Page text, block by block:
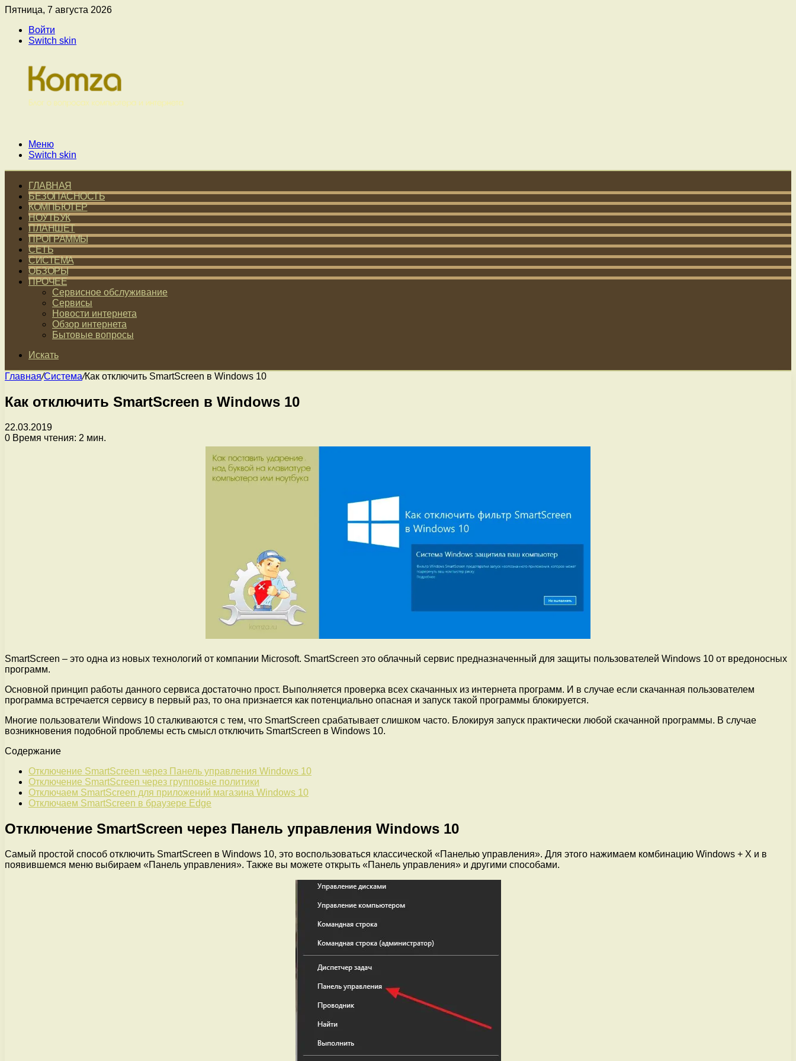
Пятница, 7 августа 2026
Войти
Switch skin
Меню
Switch skin
ГЛАВНАЯ
БЕЗОПАСНОСТЬ
КОМПЬЮТЕР
НОУТБУК
ПЛАНШЕТ
ПРОГРАММЫ
СЕТЬ
СИСТЕМА
ОБЗОРЫ
ПРОЧЕЕ
Сервисное обслуживание
Сервисы
Новости интернета
Обзор интернета
Бытовые вопросы
Искать
Главная/Система/Как отключить SmartScreen в Windows 10
Как отключить SmartScreen в Windows 10
22.03.2019
0 Время чтения: 2 мин.
SmartScreen – это одна из новых технологий от компании Microsoft. SmartScreen это облачный сервис предназначенный для защиты пользователей Windows 10 от вредоносных
программ.
Основной принцип работы данного сервиса достаточно прост. Выполняется проверка всех скачанных из интернета программ. И в случае если скачанная пользователем
программа встречается сервису в первый раз, то она признается как потенциально опасная и запуск такой программы блокируется.
Многие пользователи Windows 10 сталкиваются с тем, что SmartScreen срабатывает слишком часто. Блокируя запуск практически любой скачанной программы. В случае
возникновения подобной проблемы есть смысл отключить SmartScreen в Windows 10.
Содержание
Отключение SmartScreen через Панель управления Windows 10
Отключение SmartScreen через групповые политики
Отключаем SmartScreen для приложений магазина Windows 10
Отключаем SmartScreen в браузере Edge
Отключение SmartScreen через Панель управления Windows 10
Самый простой способ отключить SmartScreen в Windows 10, это воспользоваться классической «Панелью управления». Для этого нажимаем комбинацию Windows + X и в
появившемся меню выбираем «Панель управления». Также вы можете открыть «Панель управления» и другими способами.